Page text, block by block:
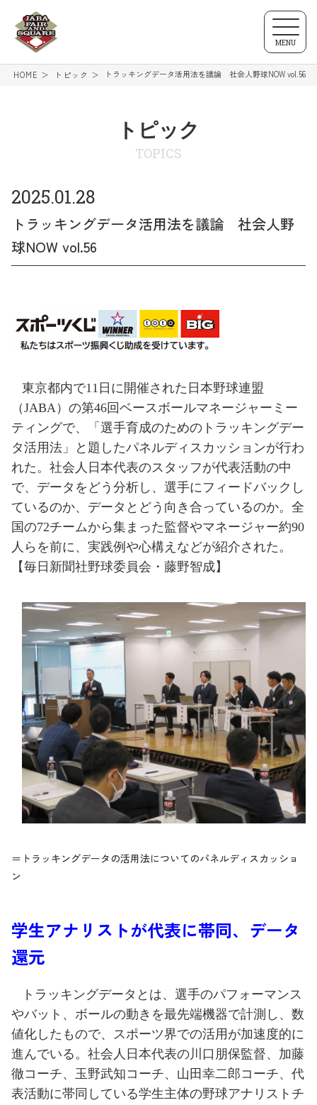
MENU
HOME トピック トラッキングデータ活用法を議論 社会人野球NOW vol.56
トピック
TOPICS
2025.01.28
トラッキングデータ活用法を議論 社会人野
球NOW vol.56
東京都内で11 日に開催された日本野球連盟
（JABA ）の第46回ベースボールマネージャーミー
ティングで、「選手育成のためのトラッキングデー
タ活用法」と題したパネルディスカッションが行わ
れた。社会人日本代表のスタッフが代表活動の中
で、データをどう分析し、選手にフィードバックし
ているのか、データとどう向き合っているのか。 全
国の72チームから集まった監督やマネージャー約90
人らを前に、実践例や心構えなどが紹介された。
【毎日新聞社野球委員会・藤野智成】
＝トラッキングデータの活用法についてのパネルディスカッショ
ン
学生アナリストが代表に帯同、データ
還元
トラッキングデータとは、選手のパフォーマンス
やバット、ボールの動きを最先端機器で計測し、数
値化したもので、スポーツ界での活用が加速度的に
進んでいる。社会人日本代表の川口朋保監督、加藤
徹コーチ、玉野武知コーチ、山田幸二郎コーチ、代
表活動に帯同している学生主体の野球アナリストチ